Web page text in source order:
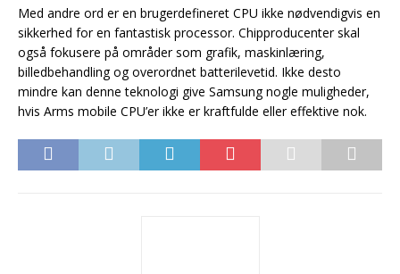
Med andre ord er en brugerdefineret CPU ikke nødvendigvis en
sikkerhed for en fantastisk processor. Chipproducenter skal
også fokusere på områder som grafik, maskinlæring,
billedbehandling og overordnet batterilevetid. Ikke desto
mindre kan denne teknologi give Samsung nogle muligheder,
hvis Arms mobile CPU’er ikke er kraftfulde eller effektive nok.